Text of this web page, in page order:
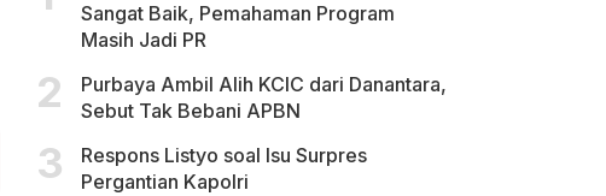
Sangat Baik, Pemahaman Program
Masih Jadi PR
Purbaya Ambil Alih KCIC dari Danantara,
Sebut Tak Bebani APBN
Respons Listyo soal Isu Surpres
Pergantian Kapolri